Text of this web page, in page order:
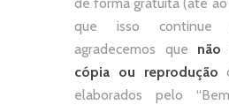
que isso continue
agradecemos que não
cópia ou reprodução
elaborados pelo “